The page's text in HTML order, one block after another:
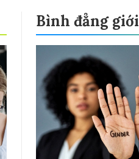
Bình đẳng giới